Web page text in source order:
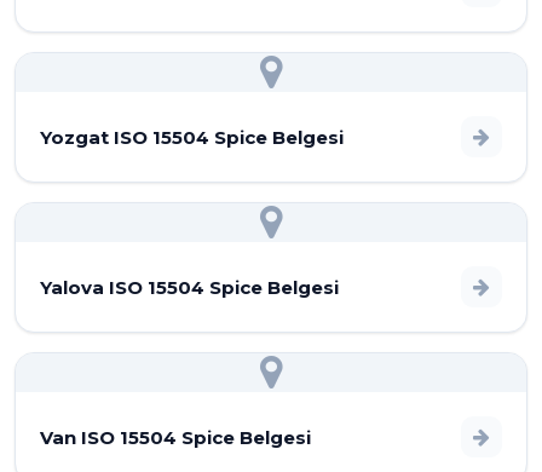
Yozgat ISO 15504 Spice Belgesi
Yalova ISO 15504 Spice Belgesi
Van ISO 15504 Spice Belgesi